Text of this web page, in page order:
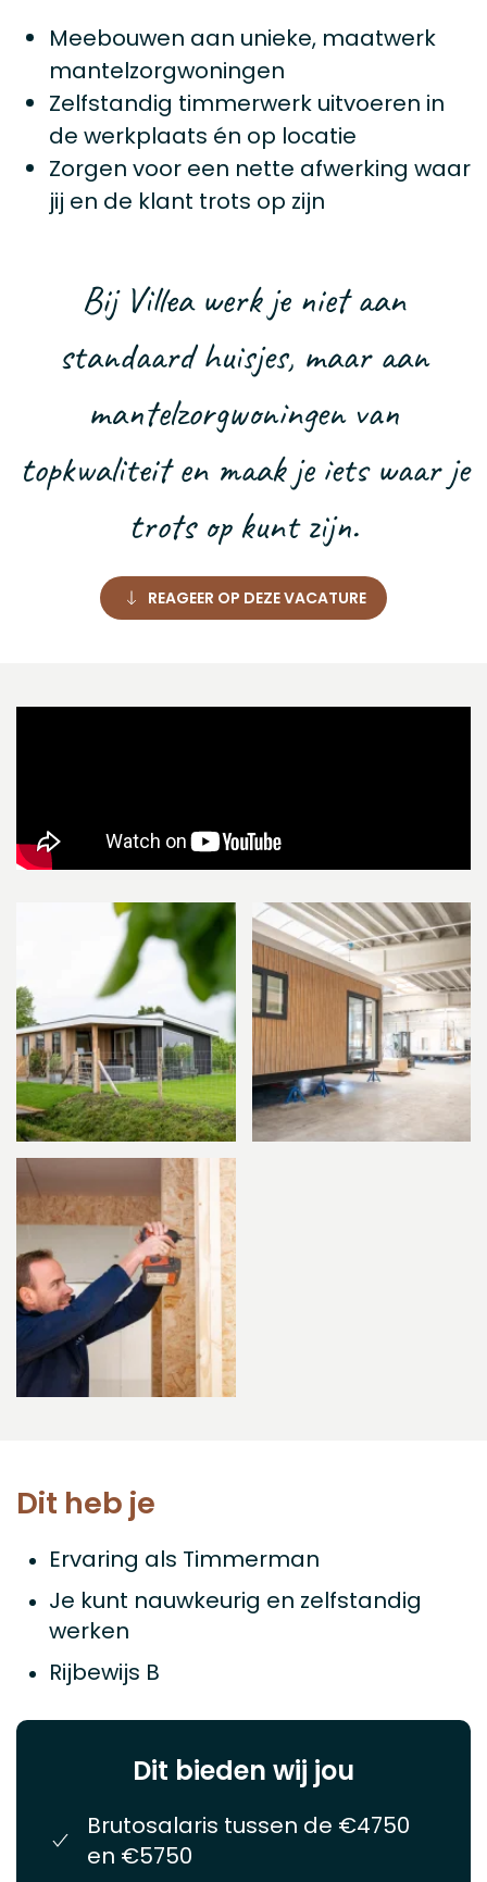
Meebouwen aan unieke, maatwerk
mantelzorgwoningen
Zelfstandig timmerwerk uitvoeren in
de werkplaats én op locatie
Zorgen voor een nette afwerking waar
jij en de klant trots op zijn
Bij Villea werk je niet aan
standaard huisjes, maar aan
mantelzorgwoningen van
topkwaliteit en maak je iets waar je
trots op kunt zijn.
REAGEER OP DEZE VACATURE
Dit heb je
Ervaring als Timmerman
Je kunt nauwkeurig en zelfstandig
werken
Rijbewijs B
Dit bieden wij jou
Brutosalaris tussen de €4750
en €5750